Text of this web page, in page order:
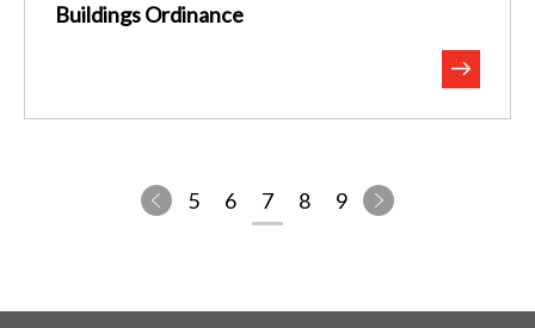
Buildings Ordinance
5 6 7 8 9